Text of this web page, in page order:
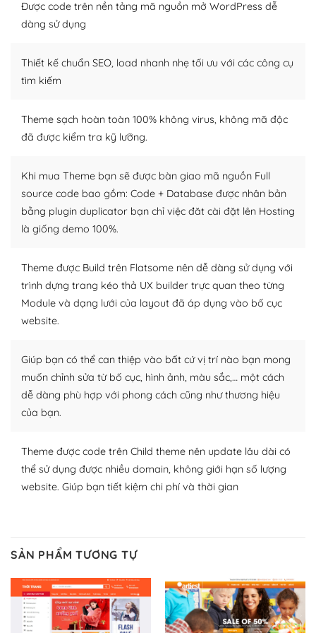
Dễ dàng tùy chỉnh trên WordPress
WordPress là nơi lưu trữ cho một diễn đàn cộng đồng
người cuồng tín WordPress.
Nếu bạn gặp khó khăn, bạn có thể lên mạng và tìm
lời, giải đáp vấn đề của bạn.
Cộng đồng sử dụng WordPress sẵn sàng hỗ trợ bạn
– Đa dạng plugin và themes
Plugin mở rộng là thành phần cài đặt thêm vào
WordPress để tăng thêm các tính năng cần thiết. Có
nhiều plugin trả phí hoặc miễn phí.
Nhờ lượng người dùng đông đảo, thư viện themes và
thích chọn lựa plugin và themes phù hợp cho mục đích
lập website của mình.
WordPress đa dạng plugin và themes
Với mọi Hosting bất kỳ thì WordPress đều có thể dễ
dàng thiết lập vì thực tế nó đã cung cấp khoảng 60%
trang web WordPress của bạn.
Dễ dàng lựa chọn Hosting cho website WordPress
– Bảo mật cực tốt
Được code trên nền tảng mã nguồn mở WordPress dễ
dàng sử dụng
Thiết kế chuẩn SEO, load nhanh nhẹ tối ưu với các công cụ
tìm kiếm
Theme sạch hoàn toàn 100% không virus, không mã độc
đã được kiểm tra kỹ lưỡng.
Khi mua Theme bạn sẽ được bàn giao mã nguồn Full
source code bao gồm: Code + Database được nhân bản
bằng plugin duplicator bạn chỉ việc đăt cài đặt lên Hosting
là giống demo 100%.
Theme được Build trên Flatsome nên dễ dàng sử dụng với
trình dựng trang kéo thả UX builder trực quan theo từng
Module và dạng lưới của layout đã áp dụng vào bố cục
website.
Giúp bạn có thể can thiệp vào bất cứ vị trí nào bạn mong
muốn chỉnh sửa từ bố cục, hình ảnh, màu sắc,… một cách
dễ dàng phù hợp với phong cách cũng như thương hiệu
của bạn.
Theme được code trên Child theme nên update lâu dài có
thể sử dụng được nhiều domain, không giới hạn số lượng
website. Giúp bạn tiết kiệm chi phí và thời gian
SẢN PHẨM TƯƠNG TỰ